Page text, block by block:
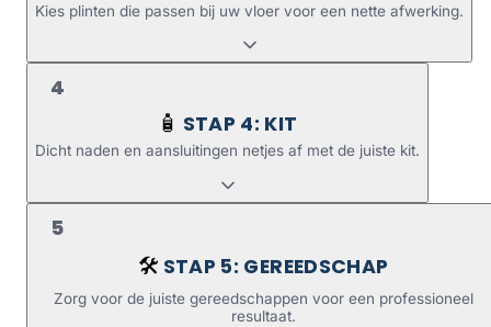
Kies plinten die passen bij uw vloer voor een nette afwerking.
4
🧴 STAP 4: KIT
Dicht naden en aansluitingen netjes af met de juiste kit.
5
🛠️ STAP 5: GEREEDSCHAP
Zorg voor de juiste gereedschappen voor een professioneel
resultaat.